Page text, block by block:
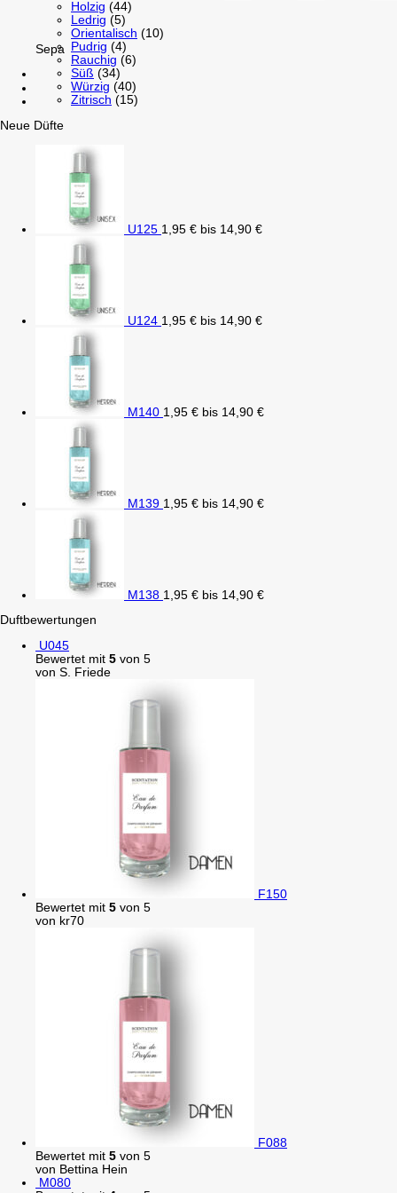
Sepa
Holzig (44)
Ledrig (5)
Orientalisch (10)
Pudrig (4)
Rauchig (6)
Süß (34)
Würzig (40)
Zitrisch (15)
Neue Düfte
U125 1,95 € bis 14,90 €
U124 1,95 € bis 14,90 €
M140 1,95 € bis 14,90 €
M139 1,95 € bis 14,90 €
M138 1,95 € bis 14,90 €
Duftbewertungen
U045
Bewertet mit 5 von 5
von S. Friede
F150
Bewertet mit 5 von 5
von kr70
F088
Bewertet mit 5 von 5
von Bettina Hein
M080